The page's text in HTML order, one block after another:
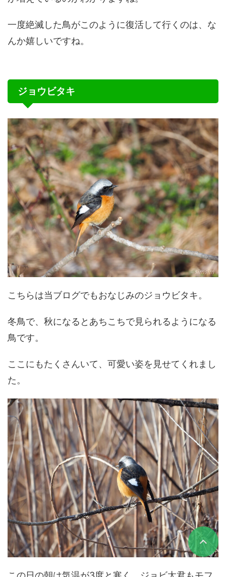
一度絶滅した鳥がこのように復活して行くのは、な
んか嬉しいですね。
ジョウビタキ
こちらは当ブログでもおなじみのジョウビタキ。
冬鳥で、秋になるとあちこちで見られるようになる
鳥です。
ここにもたくさんいて、可愛い姿を見せてくれまし
た。